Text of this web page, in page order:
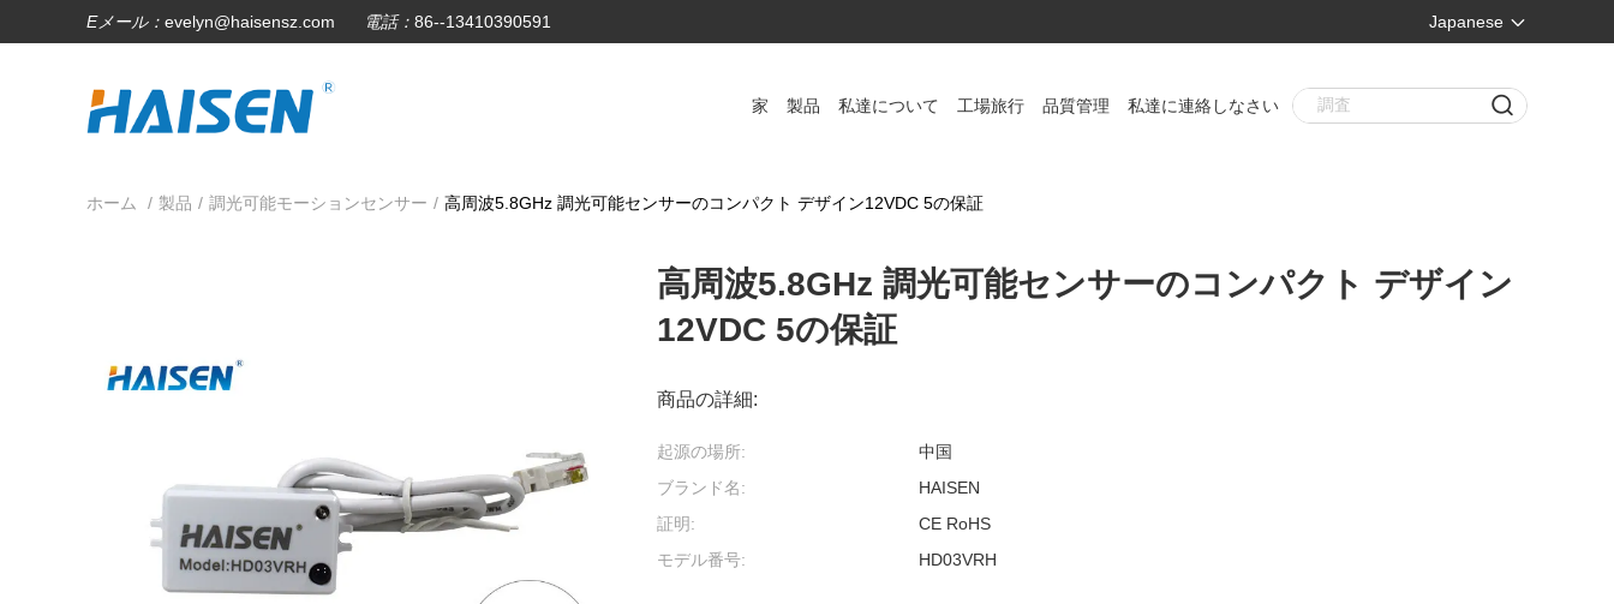
Eメール： evelyn@haisensz.com 電話： 86--13410390591 Japanese
家 製品 私達について 工場旅行 品質管理 私達に連絡しなさい
ホーム / 製品 / 調光可能モーションセンサー / 高周波5.8GHz 調光可能センサーのコンパクト デザイン12VDC 5の保証
高周波5.8GHz 調光可能センサーのコンパクト デザイン
12VDC 5の保証
商品の詳細:
起源の場所:
中国
ブランド名:
HAISEN
証明:
CE RoHS
モデル番号:
HD03VRH